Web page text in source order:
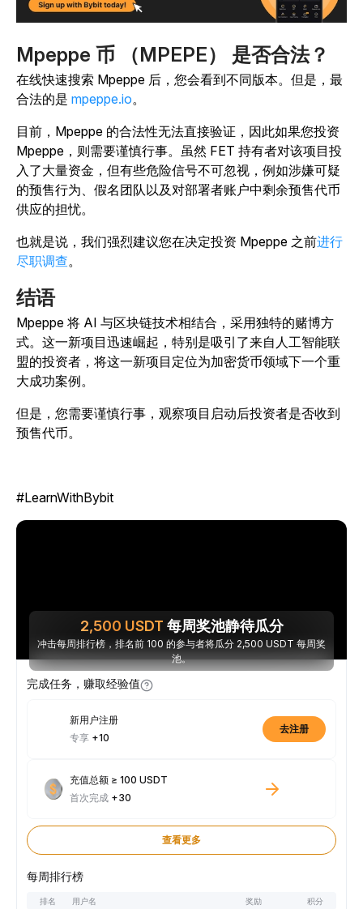
Mpeppe 币 （MPEPE） 是否合法？
在线快速搜索 Mpeppe 后，您会看到不同版本。但是，最
合法的是 mpeppe.io。
目前，Mpeppe 的合法性无法直接验证，因此如果您投资
Mpeppe，则需要谨慎行事。虽然 FET 持有者对该项目投
入了大量资金，但有些危险信号不可忽视，例如涉嫌可疑
的预售行为、假名团队以及对部署者账户中剩余预售代币
供应的担忧。
也就是说，我们强烈建议您在决定投资 Mpeppe 之前进行
尽职调查。
结语
Mpeppe 将 AI 与区块链技术相结合，采用独特的赌博方
式。这一新项目迅速崛起，特别是吸引了来自人工智能联
盟的投资者，将这一新项目定位为加密货币领域下一个重
大成功案例。
但是，您需要谨慎行事，观察项目启动后投资者是否收到
预售代币。
#LearnWithBybit
2,500 USDT 每周奖池静待瓜分
冲击每周排行榜，排名前 100 的参与者将瓜分 2,500 USDT 每周奖
池。
完成任务，赚取经验值
新用户注册
专享 +10
去注册
充值总额 ≥ 100 USDT
首次完成 +30
查看更多
每周排行榜
排名 用户名 奖励 积分